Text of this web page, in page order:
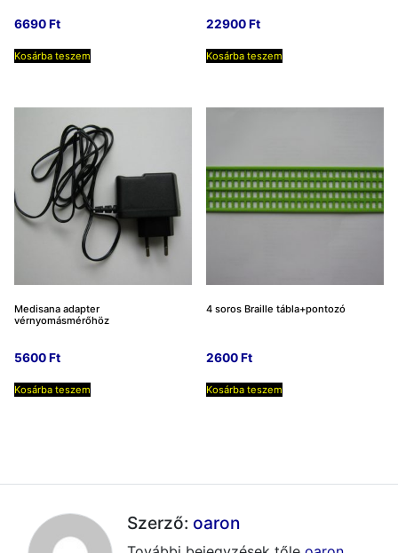
6690Ft
Kosárba teszem
22900Ft
Kosárba teszem
Medisana adapter
vérnyomásmérőhöz
5600Ft
Kosárba teszem
4 soros Braille tábla+pontozó
2600Ft
Kosárba teszem
Szerző: oaron